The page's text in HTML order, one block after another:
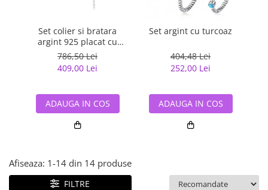
Bijuterii argint placat cu aur
Bijuterii argint cu diverse
Bijuterii gotice si rock
Bijuterii Handmade
Bijuterii fantezie
Bijuterii tungsten
Solutii si lavete de curatare
bijuterii argint
Set colier si bratara
argint 925 placat cu
rodiu cu pandantive din
sidef Trifoi cu Patru Foi
786,50 Lei
409,00 Lei
ADAUGA IN COS
Set argint cu turcoaz
404,48 Lei
252,00 Lei
ADAUGA IN COS
Afiseaza: 1-14 din 14 produse
FILTRE